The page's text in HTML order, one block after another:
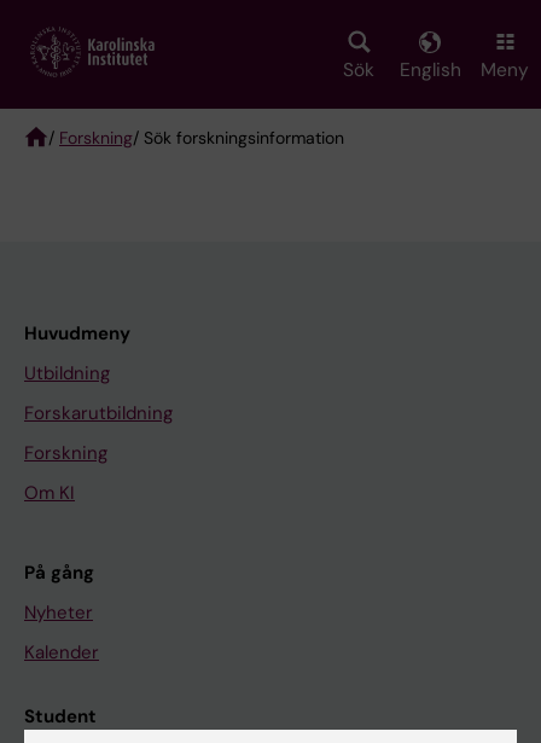
main
Sök English Meny
/ Forskning/ Sök forskningsinformation
Huvudmeny
Utbildning
Forskarutbildning
Forskning
Om KI
På gång
Nyheter
Kalender
Student